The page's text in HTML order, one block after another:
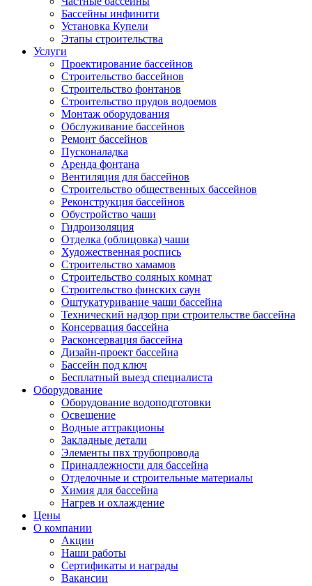
Бассейны инфинити
Установка Купели
Этапы строительства
Услуги
Проектирование бассейнов
Строительство бассейнов
Строительство фонтанов
Строительство прудов водоемов
Монтаж оборудования
Обслуживание бассейнов
Ремонт бассейнов
Пусконаладка
Аренда фонтана
Вентиляция для бассейнов
Строительство общественных бассейнов
Реконструкция бассейнов
Обустройство чаши
Гидроизоляция
Отделка (облицовка) чаши
Художественная роспись
Строительство хамамов
Строительство соляных комнат
Строительство финских саун
Оштукатуривание чаши бассейна
Технический надзор при строительстве бассейна
Консервация бассейна
Расконсервация бассейна
Дизайн-проект бассейна
Бассейн под ключ
Бесплатный выезд специалиста
Оборудование
Оборудование водоподготовки
Освещение
Водные аттракционы
Закладные детали
Элементы пвх трубопровода
Принадлежности для бассейна
Отделочные и строительные материалы
Химия для бассейна
Нагрев и охлаждение
Цены
О компании
Акции
Наши работы
Сертификаты и награды
Вакансии